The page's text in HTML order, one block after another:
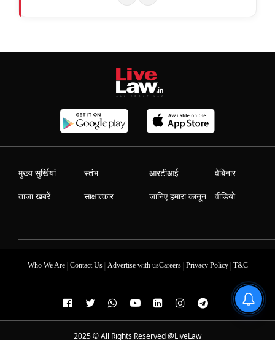
मुख्य सुर्खियां
ताजा खबरें
स्तंभ
साक्षात्कार
आरटीआई
जानिए हमारा कानून
वेबिनार
वीडियो
Who We Are| Contact Us| Advertise with usCareers| Privacy Policy| T&C
2025 © All Rights Reserved @LiveLaw